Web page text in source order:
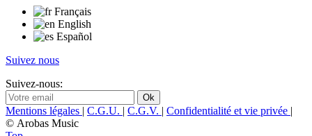
Français
English
Español
Suivez nous
Suivez-nous:
Mentions légales | C.G.U. | C.G.V. | Confidentialité et vie privée |
© Arobas Music